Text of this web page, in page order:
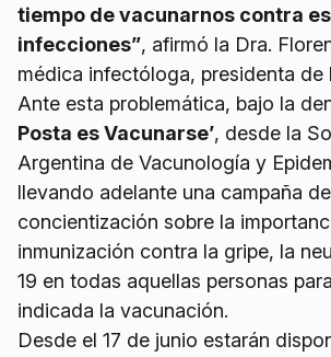
tiempo de vacunarnos contra
infecciones”, afirmó la Dra.
médica infectóloga, presidenta de
Ante esta problemática, bajo la
Posta es Vacunarse’, desde la
Argentina de Vacunología y
llevando adelante una campaña de
concientización sobre la
inmunización contra la gripe, la
19 en todas aquellas personas
indicada la vacunación.
Desde el 17 de junio estarán